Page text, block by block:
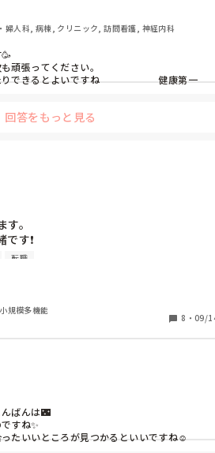
婦人科, 病棟, クリニック, 訪問看護, 神経内科
頑張ってください。
できるとよいですね　　　　　　健康第一
回答をもっと見る
。
す❗
宅から10分程度なんですが、本命と思わ
駅までおよそ10分、駅から職場まで徒
ータル30分以上掛かる計算になります
かなあって思ってるんですが、皆さんの
職場までの通勤時間はどれくらい掛かってますか？
転職
規模多機能
8 ・ 09/
ばんは🌃
すね✨
たいいところが見つかるといいですね☺️